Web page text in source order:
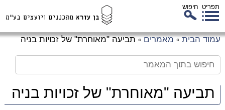
תפריט חיפוש
עמוד הבית » מאמרים » תביעה "מאוחרת" של זכויות בניה
תביעה "מאוחרת" של זכויות בניה